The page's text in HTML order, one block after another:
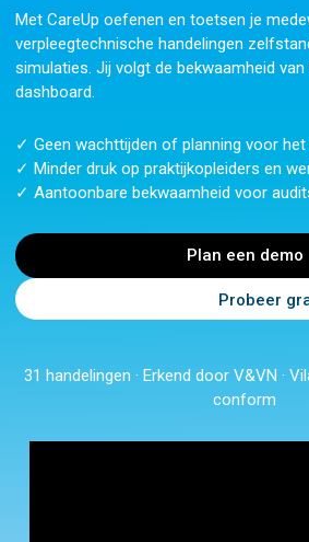
Met CareUp oefenen en toetsen je
verpleegtechnische handelingen
simulaties. Jij volgt de bekwaamheid
dashboard.
✓ Geen wachttijden of planning voor het
✓ Minder druk op praktijkopleiders en
✓ Aantoonbare bekwaamheid voor
Plan een demo
Probeer
31 handelingen · Erkend door V&VN ·
conform